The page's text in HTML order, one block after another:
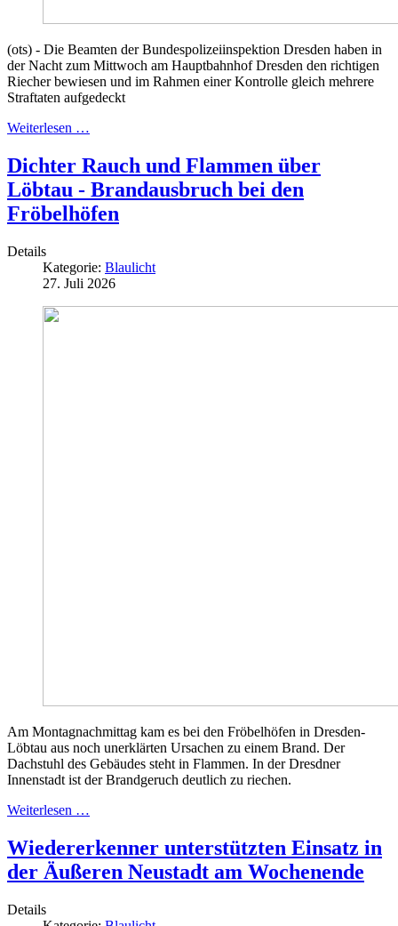
(ots) - Die Beamten der Bundespolizeiinspektion Dresden haben in
der Nacht zum Mittwoch am Hauptbahnhof Dresden den richtigen
Riecher bewiesen und im Rahmen einer Kontrolle gleich mehrere
Straftaten aufgedeckt
Weiterlesen …
Dichter Rauch und Flammen über
Löbtau - Brandausbruch bei den
Fröbelhöfen
Details
Kategorie: Blaulicht
27. Juli 2026
Am Montagnachmittag kam es bei den Fröbelhöfen in Dresden-
Löbtau aus noch unerklärten Ursachen zu einem Brand. Der
Dachstuhl des Gebäudes steht in Flammen. In der Dresdner
Innenstadt ist der Brandgeruch deutlich zu riechen.
Weiterlesen …
Wiedererkenner unterstützten Einsatz in
der Äußeren Neustadt am Wochenende
Details